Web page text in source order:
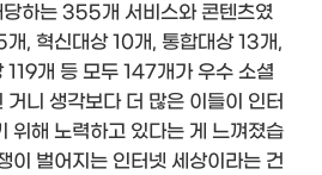
하는 355개 서비스와 콘텐츠였
, 혁신대상 10개, 통합대상 13개,
119개 등 모두 147개가 우수 소셜
니 생각보다 더 많은 이들이 인터
위해 노력하고 있다는 게 느껴졌습
이 벌어지는 인터넷 세상이라는 건